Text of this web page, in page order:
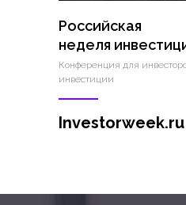
Российская
неделя
Конференция для
инвестиции
Investorweek.ru